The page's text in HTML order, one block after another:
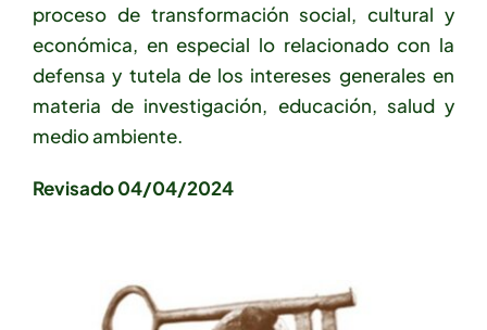
proceso de transformación social, cultural y
económica, en especial lo relacionado con la
defensa y tutela de los intereses generales en
materia de investigación, educación, salud y
medio ambiente.
Revisado 04/04/2024